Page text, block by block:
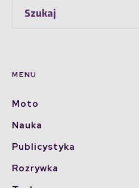
MENU
Moto
Nauka
Publicystyka
Rozrywka